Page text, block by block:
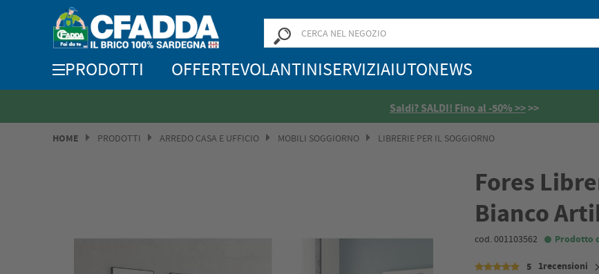
PRODOTTI OFFERTEVOLANTINISERVIZIAIUTONEWS
Saldi? SALDI! Fino al -50% >>>>
HOME PRODOTTI ARREDO CASA E UFFICIO MOBILI SOGGIORNO LIBRERIE PER IL SOGGIORNO
Fores
Bianco
cod. 001103562 Prodotto
5 1recensioni